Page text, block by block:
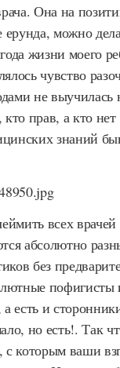
Она на
ерунда, можно
жизни моего
чувство
не выучилась
прав, а кто нет
знаний
всех
абсолютно
без
пофигисты
есть и
но есть!. Так
которым ваши